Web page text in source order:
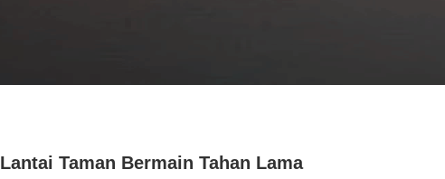
Lantai Taman Bermain Tahan Lama